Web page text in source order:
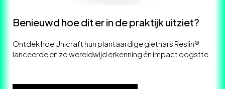
Benieuwd hoe dit er in de praktijk uitziet?
Ontdek hoe Unicraft hun plantaardige giethars Reslin®
lanceerde en zo wereldwijd erkenning én impact oogstte.